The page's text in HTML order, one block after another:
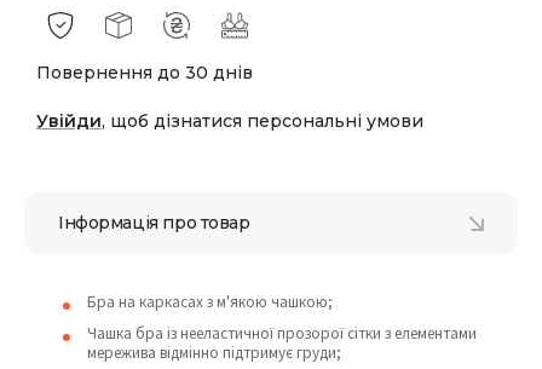
Повернення до 30 днів
Увійди, щоб дізнатися персональні умови
Інформація про товар
Бра на каркасах з м'якою чашкою;
Чашка бра із нееластичної прозорої сітки з елементами
мережива відмінно підтримує груди;